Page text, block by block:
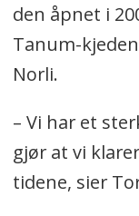
den åpnet i
Tanum-
Norli.
– Vi har et
gjør at vi
tidene, sier